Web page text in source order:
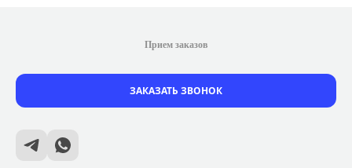
Прием заказов
ЗАКАЗАТЬ ЗВОНОК